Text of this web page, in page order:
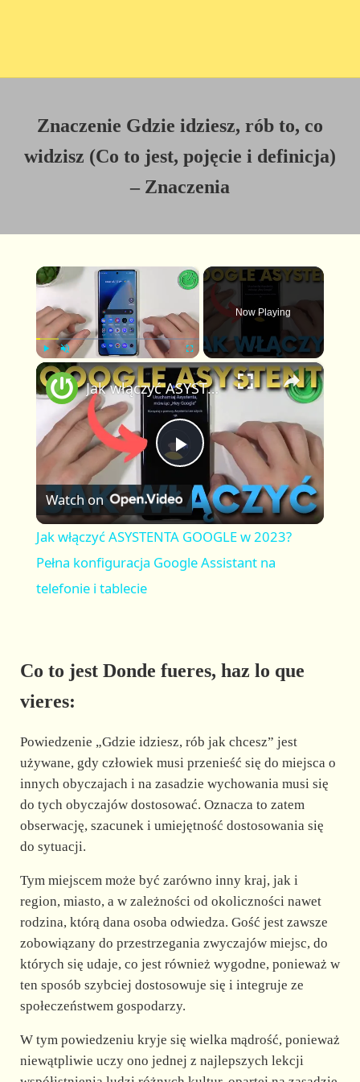
Znaczenie Gdzie idziesz, rób to, co
widzisz (Co to jest, pojęcie i definicja)
– Znaczenia
×
P
l n
m
u
l
l
c
e
e
n
Now Playing
×
P
l
a
d
e
Jak włączyć ASYSTENTA GOOGLE w 2023? Pełna konfiguracja Google Assistant na telefonie i tablecie
Watch on
Jak włączyć ASYSTENTA GOOGLE w 2023?
Pełna konfiguracja Google Assistant na
telefonie i tablecie
Co to jest Donde fueres, haz lo que
vieres:
Powiedzenie „Gdzie idziesz, rób jak chcesz” jest
używane, gdy człowiek musi przenieść się do miejsca o
innych obyczajach i na zasadzie wychowania musi się
do tych obyczajów dostosować. Oznacza to zatem
obserwację, szacunek i umiejętność dostosowania się
do sytuacji.
Tym miejscem może być zarówno inny kraj, jak i
region, miasto, a w zależności od okoliczności nawet
rodzina, którą dana osoba odwiedza. Gość jest zawsze
zobowiązany do przestrzegania zwyczajów miejsc, do
których się udaje, co jest również wygodne, ponieważ w
ten sposób szybciej dostosowuje się i integruje ze
społeczeństwem gospodarzy.
W tym powiedzeniu kryje się wielka mądrość, ponieważ
niewątpliwie uczy ono jednej z najlepszych lekcji